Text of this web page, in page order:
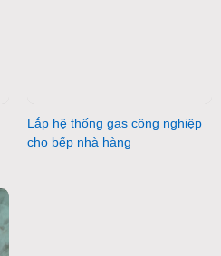
Lắp hệ thống gas công nghiệp
cho bếp nhà hàng